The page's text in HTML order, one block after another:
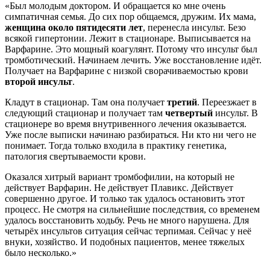
«Был молодым доктором. И обращается ко мне очень
симпатичная семья. До сих пор общаемся, дружим. Их мама,
женщина около пятидесяти лет, перенесла инсульт. Безо
всякой гипертонии. Лежит в стационаре. Выписывается на
Варфарине. Это мощный коагулянт. Потому что инсульт был
тромботический. Начинаем лечить. Уже восстановление идёт.
Получает на Варфарине с низкой сворачиваемостью крови
второй инсульт.
Кладут в стационар. Там она получает третий. Переезжает в
следующий стационар и получает там четвертый инсульт. В
стационере во время внутривенного лечения оказывается.
Уже после выписки начинаю разбираться. Ни кто ни чего не
понимает. Тогда только входила в практику генетика,
патология свертываемости крови.
Оказался хитрый вариант тромбофилии, на который не
действует Варфарин. Не действует Плавикс. Действует
совершенно другое. И только так удалось остановить этот
процесс. Не смотря на сильнейшие последствия, со временем
удалось восстановить ходьбу. Речь не много нарушена. Для
четырёх инсультов ситуация сейчас терпимая. Сейчас у неё
внуки, хозяйство. И подобных пациентов, менее тяжелых
было несколько.»